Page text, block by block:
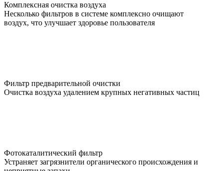
Комплексная очистка воздуха
Несколько фильтров в системе комплексно очищают
воздух, что улучшает здоровье пользователя
Фильтр предварительной очистки
Очистка воздуха удалением крупных негативных частиц
Фотокаталитический фильтр
Устраняет загрязнители органического происхождения и